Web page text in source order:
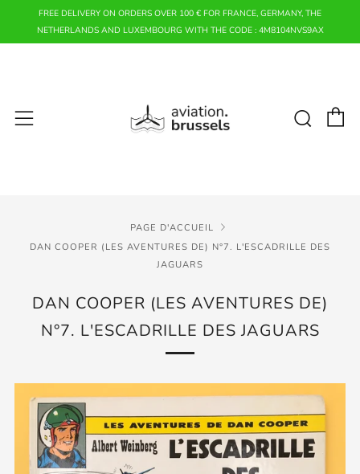
FREE DELIVERY ON ORDERS OVER 100 € FOR FRANCE, GERMANY, THE
NETHERLANDS AND LUXEMBOURG WITH THE CODE : 4M8104NVS9AX
Menu
PAGE D'ACCUEIL
DAN COOPER (LES AVENTURES DE) N°7. L'ESCADRILLE DES
JAGUARS
DAN COOPER (LES AVENTURES DE)
N°7. L'ESCADRILLE DES JAGUARS